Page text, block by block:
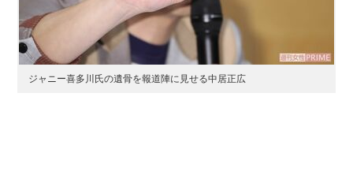
ジャニー喜多川氏の遺骨を報道陣に見せる中居正広